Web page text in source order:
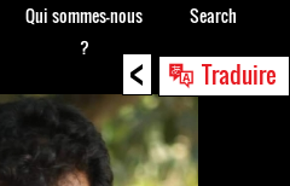
< Traduire
Qui sommes-nous
?
Search